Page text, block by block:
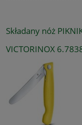
Składany nóż
VICTORINOX